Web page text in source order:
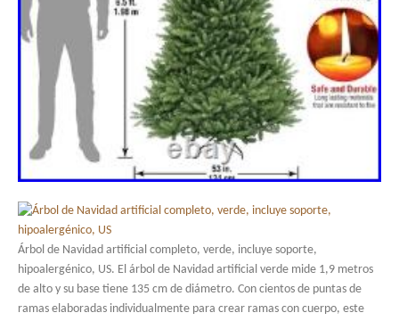
Árbol de Navidad artificial completo, verde, incluye soporte,
hipoalergénico, US. El árbol de Navidad artificial verde mide 1,9 metros
de alto y su base tiene 135 cm de diámetro. Con cientos de puntas de
ramas elaboradas individualmente para crear ramas con cuerpo, este